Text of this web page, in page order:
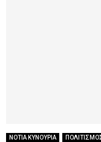
ΝΟΤΙΑ ΚΥΝΟΥΡΙΑ